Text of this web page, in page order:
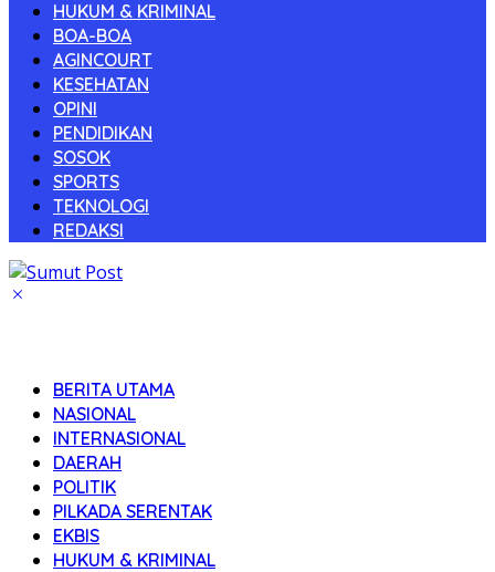
HUKUM & KRIMINAL
BOA-BOA
AGINCOURT
KESEHATAN
OPINI
PENDIDIKAN
SOSOK
SPORTS
TEKNOLOGI
REDAKSI
BERITA UTAMA
NASIONAL
INTERNASIONAL
DAERAH
POLITIK
PILKADA SERENTAK
EKBIS
HUKUM & KRIMINAL